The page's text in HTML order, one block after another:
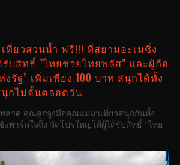
ที่ยวสวนน้ำ ฟรี!!! ที่สยามอะเมซิ่ง
บสิทธิ์ “ไทยช่วยไทยพลัส” และผู้ถือ
รัฐ” เพิ่มเพียง 100 บาท สนุกได้ทั้ง
กไม่อั้นตลอดวัน
ลาด คุณลูกจูงมือคุณแม่มาเที่ยวสนุกกันทั้ง
งพาร์คใจถึง จัดโปรใหญ่ให้ผู้ได้รับสิทธิ์ “ไทย